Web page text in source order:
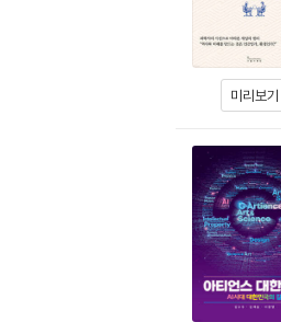
미리보기